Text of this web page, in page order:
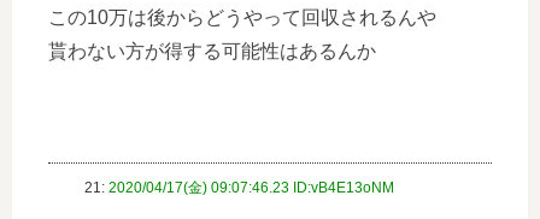
この10万は後からどうやって回収されるんや
貰わない方が得する可能性はあるんか
21: 2020/04/17(金) 09:07:46.23 ID:vB4E13oNM